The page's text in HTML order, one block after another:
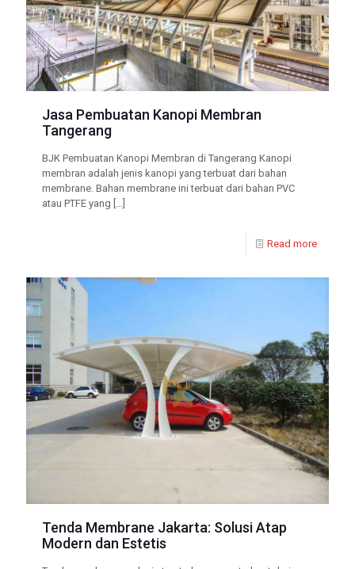
Jasa Pembuatan Kanopi Membran
Tangerang
BJK Pembuatan Kanopi Membran di Tangerang Kanopi
membran adalah jenis kanopi yang terbuat dari bahan
membrane. Bahan membrane ini terbuat dari bahan PVC
atau PTFE yang […]
Read more
Tenda Membrane Jakarta: Solusi Atap
Modern dan Estetis